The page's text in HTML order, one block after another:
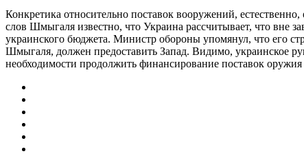
Конкретика относительно поставок вооружений,
слов Шмыгаля известно, что Украина рассчитывает, что вне
украинского бюджета. Министр обороны упомянул, что его
Шмыгаля, должен предоставить Запад. Видимо, украинское
необходимости продолжить финансирование поставок